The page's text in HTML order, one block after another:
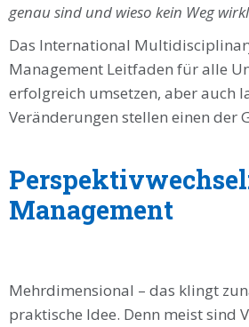
genau sind und wieso kein Weg
Das International
Management Leitfaden für alle
erfolgreich umsetzen, aber auch
Veränderungen stellen einen der
Management
Mehrdimensional – das klingt
praktische Idee. Denn meist sind